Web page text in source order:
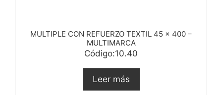
MULTIPLE CON REFUERZO TEXTIL 45 x 400 –
MULTIMARCA
Código:10.40
Leer más